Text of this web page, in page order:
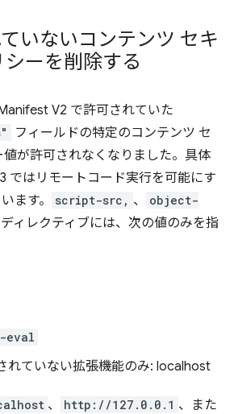
いないコンテンツ セキ
ーを削除する
V2 で許可されていた
フィールドの特定のコンテンツ セ
が許可されなくなりました。具体
ではリモートコード実行を可能にす
ます。
script-src, 、
object-
ディレクティブには、次の値のみを指
eval
れていない拡張機能のみ: localhost
、 http://127.0.0.1 、また